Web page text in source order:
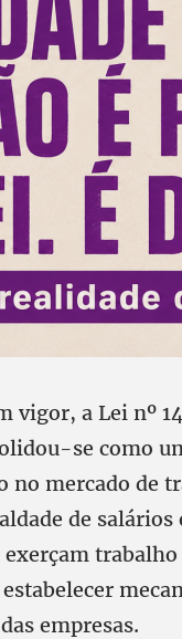
vigor, a Lei nº
se como
no mercado de
de
empresas.